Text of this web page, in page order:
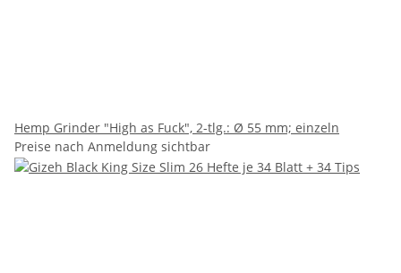
Hemp Grinder "High as Fuck", 2-tlg.: Ø 55 mm; einzeln
Preise nach Anmeldung sichtbar